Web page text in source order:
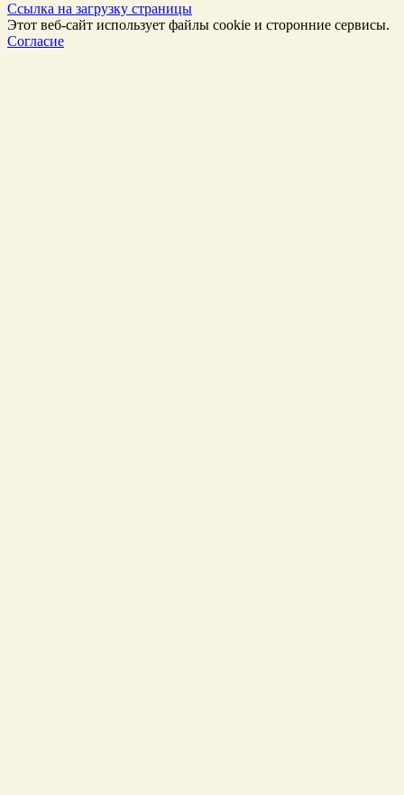
Ссылка на загрузку страницы
Этот веб-сайт использует файлы cookie и сторонние сервисы.
Согласие